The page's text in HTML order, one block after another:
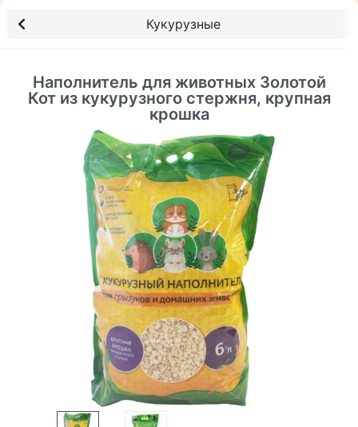
Кукурузные
Наполнитель для животных Золотой
Кот из кукурузного стержня, крупная
крошка